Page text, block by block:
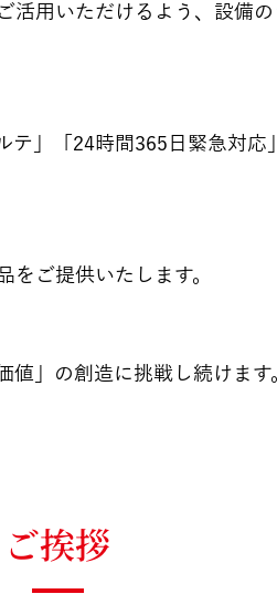
用いただけるよう、設備
」「24時間365日緊急対
ご提供いたします。
」の創造に挑戦し続けます
ご挨拶